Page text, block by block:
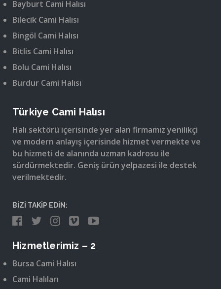
Bayburt Cami Halısı
Bilecik Cami Halısı
Bingöl Cami Halısı
Bitlis Cami Halısı
Bolu Cami Halısı
Burdur Cami Halısı
Türkiye Cami Halısı
Halı sektörü içerisinde yer alan firmamız yenilikçi
ve modern anlayış içerisinde hizmet vermekte ve
bu hizmeti de alanında uzman kadrosu ile
sürdürmektedir. Geniş ürün yelpazesi ile destek
verilmektedir.
BİZİ TAKİP EDİN:
Hizmetlerimiz – 2
Bursa Cami Halısı
Cami Halıları